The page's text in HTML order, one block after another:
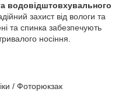
водовідштовхувального
захист від вологи та
та спинка забезпечують
носіння.
/ Фоторюкзак